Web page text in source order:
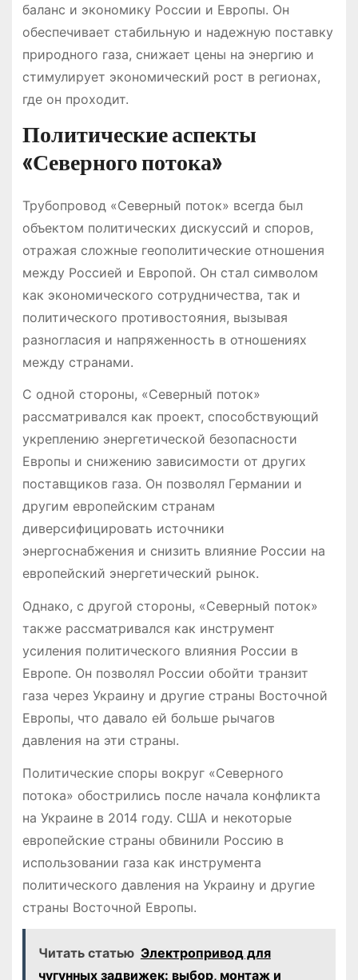
баланс и экономику России и Европы. Он
обеспечивает стабильную и надежную поставку
природного газа, снижает цены на энергию и
стимулирует экономический рост в регионах,
где он проходит.
Политические аспекты
«Северного потока»
Трубопровод «Северный поток» всегда был
объектом политических дискуссий и споров,
отражая сложные геополитические отношения
между Россией и Европой. Он стал символом
как экономического сотрудничества, так и
политического противостояния, вызывая
разногласия и напряженность в отношениях
между странами.
С одной стороны, «Северный поток»
рассматривался как проект, способствующий
укреплению энергетической безопасности
Европы и снижению зависимости от других
поставщиков газа. Он позволял Германии и
другим европейским странам
диверсифицировать источники
энергоснабжения и снизить влияние России на
европейский энергетический рынок.
Однако, с другой стороны, «Северный поток»
также рассматривался как инструмент
усиления политического влияния России в
Европе. Он позволял России обойти транзит
газа через Украину и другие страны Восточной
Европы, что давало ей больше рычагов
давления на эти страны.
Политические споры вокруг «Северного
потока» обострились после начала конфликта
на Украине в 2014 году. США и некоторые
европейские страны обвинили Россию в
использовании газа как инструмента
политического давления на Украину и другие
страны Восточной Европы.
Читать статью Электропривод для
чугунных задвижек: выбор, монтаж и